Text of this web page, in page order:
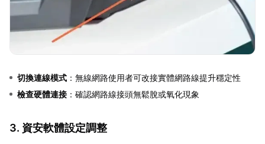
切換連線模式 ：無線網路使用者可改接實體網路線提升穩定性
檢查硬體連接 ：確認網路線接頭無鬆脫或氧化現象
3. 資安軟體設定調整